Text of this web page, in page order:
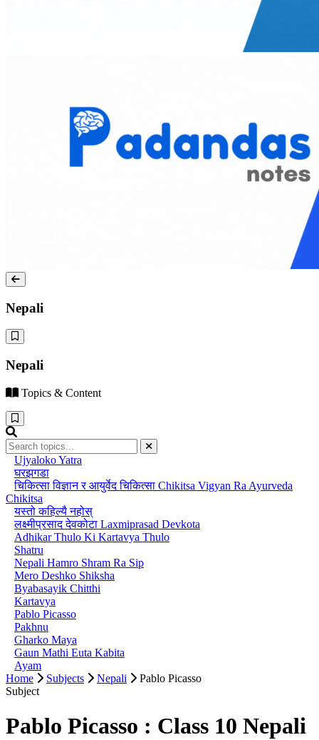
Nepali
Nepali
Topics & Content
Ujyaloko Yatra
घरझगडा
चिकित्सा विज्ञान र आयुर्वेद चिकित्सा Chikitsa Vigyan Ra Ayurveda
Chikitsa
यस्तो कहिल्यै नहोस्
लक्ष्मीप्रसाद देवकोटा Laxmiprasad Devkota
Adhikar Thulo Ki Kartavya Thulo
Shatru
Nepali Hamro Shram Ra Sip
Mero Deshko Shiksha
Byabasayik Chitthi
Kartavya
Pablo Picasso
Pakhnu
Gharko Maya
Gaun Mathi Euta Kabita
Ayam
Home
Subjects Nepali
Pablo Picasso
Subject
Pablo Picasso : Class 10 Nepali